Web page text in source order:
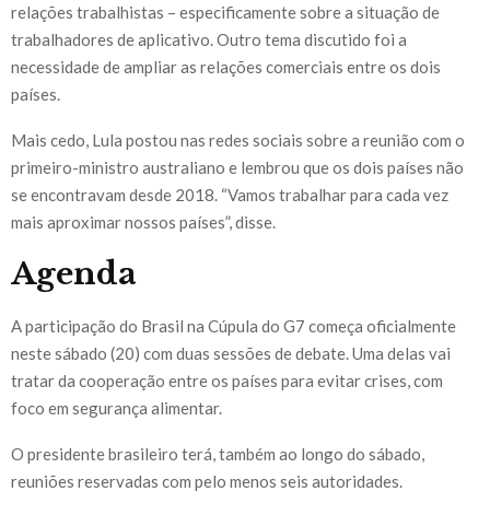
relações trabalhistas – especificamente sobre a situação de
trabalhadores de aplicativo. Outro tema discutido foi a
necessidade de ampliar as relações comerciais entre os dois
países.
Mais cedo, Lula postou nas redes sociais sobre a reunião com o
primeiro-ministro australiano e lembrou que os dois países não
se encontravam desde 2018. “Vamos trabalhar para cada vez
mais aproximar nossos países”, disse.
Agenda
A participação do Brasil na Cúpula do G7 começa oficialmente
neste sábado (20) com duas sessões de debate. Uma delas vai
tratar da cooperação entre os países para evitar crises, com
foco em segurança alimentar.
O presidente brasileiro terá, também ao longo do sábado,
reuniões reservadas com pelo menos seis autoridades.